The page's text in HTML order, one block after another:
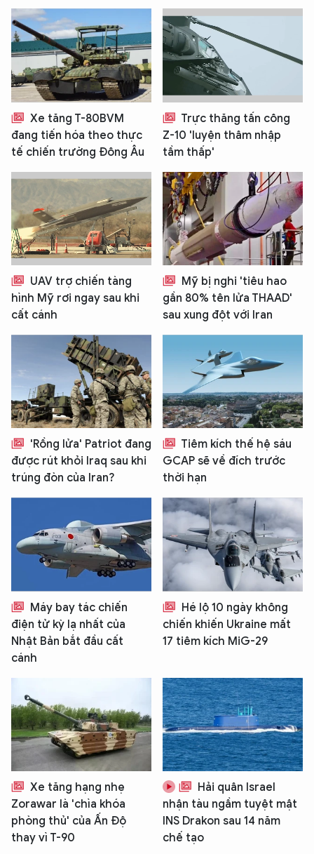
Xe tăng T-80BVM
đang tiến hóa theo thực
tế chiến trường Đông Âu
Trực thăng tấn công
Z-10 'luyện thâm nhập
tầm thấp'
UAV trợ chiến tàng
hình Mỹ rơi ngay sau khi
cất cánh
Mỹ bị nghi 'tiêu hao
gần 80% tên lửa THAAD'
sau xung đột với Iran
'Rồng lửa' Patriot đang
được rút khỏi Iraq sau khi
trúng đòn của Iran?
Tiêm kích thế hệ sáu
GCAP sẽ về đích trước
thời hạn
Máy bay tác chiến
điện tử kỳ lạ nhất của
Nhật Bản bắt đầu cất
cánh
Hé lộ 10 ngày không
chiến khiến Ukraine mất
17 tiêm kích MiG-29
Xe tăng hạng nhẹ
Zorawar là 'chìa khóa
phòng thủ' của Ấn Độ
thay vì T-90
Hải quân Israel
nhận tàu ngầm tuyệt mật
INS Drakon sau 14 năm
chế tạo